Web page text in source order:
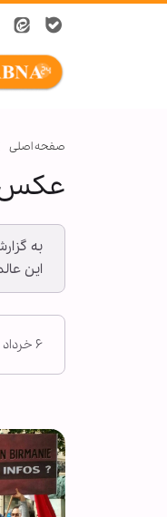
صفحه اصلی
عکس
به
این
۶ خرداد ۱۳۹۶ - ۲۲:۴۲